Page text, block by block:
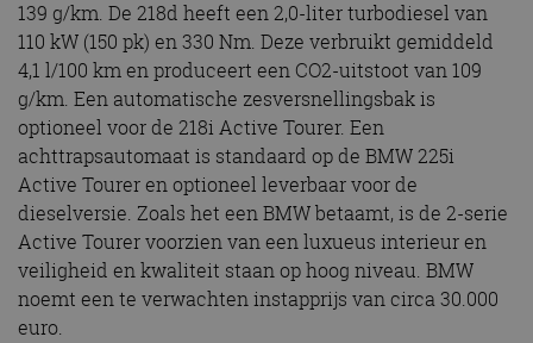
139 g/km. De 218d heeft een 2,0-liter turbodiesel van
110 kW (150 pk) en 330 Nm. Deze verbruikt gemiddeld
4,1 l/100 km en produceert een CO2-uitstoot van 109
g/km. Een automatische zesversnellingsbak is
optioneel voor de 218i Active Tourer. Een
achttrapsautomaat is standaard op de BMW 225i
Active Tourer en optioneel leverbaar voor de
dieselversie. Zoals het een BMW betaamt, is de 2-serie
Active Tourer voorzien van een luxueus interieur en
veiligheid en kwaliteit staan op hoog niveau. BMW
noemt een te verwachten instapprijs van circa 30.000
euro.